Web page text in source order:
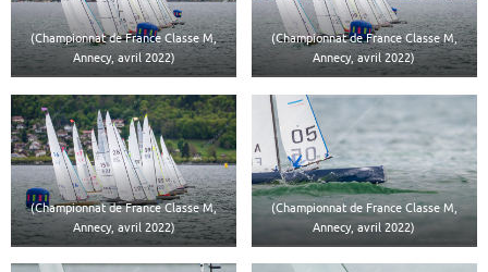
(Championnat de France Classe M,
Annecy, avril 2022)
(Championnat de France Classe M,
Annecy, avril 2022)
(Championnat de France Classe M,
Annecy, avril 2022)
(Championnat de France Classe M,
Annecy, avril 2022)